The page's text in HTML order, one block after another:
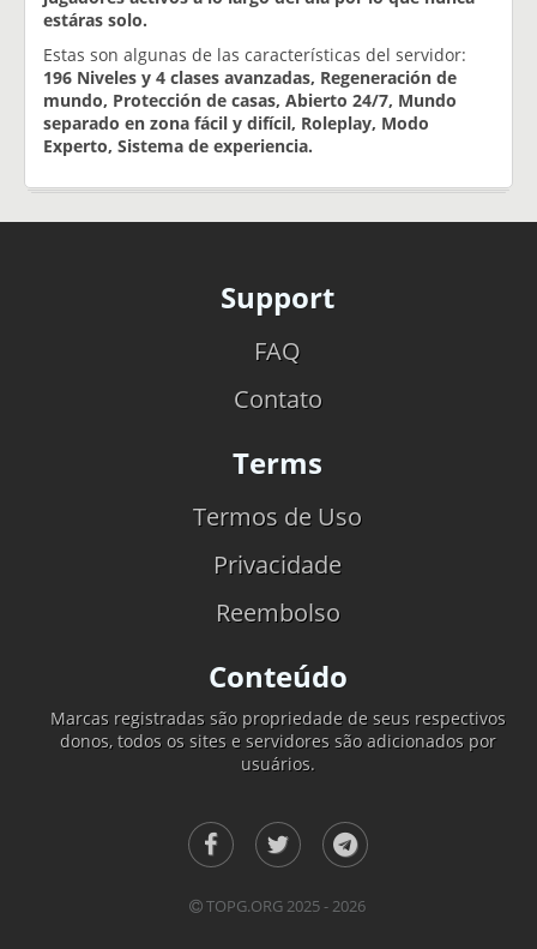
estáras solo.
Estas son algunas de las características del servidor:
196 Niveles y 4 clases avanzadas, Regeneración de
mundo, Protección de casas, Abierto 24/7, Mundo
separado en zona fácil y difícil, Roleplay, Modo
Experto, Sistema de experiencia.
Support
FAQ
Contato
Terms
Termos de Uso
Privacidade
Reembolso
Conteúdo
Marcas registradas são propriedade de seus respectivos
donos, todos os sites e servidores são adicionados por
usuários.
TOPG.ORG 2025 - 2026